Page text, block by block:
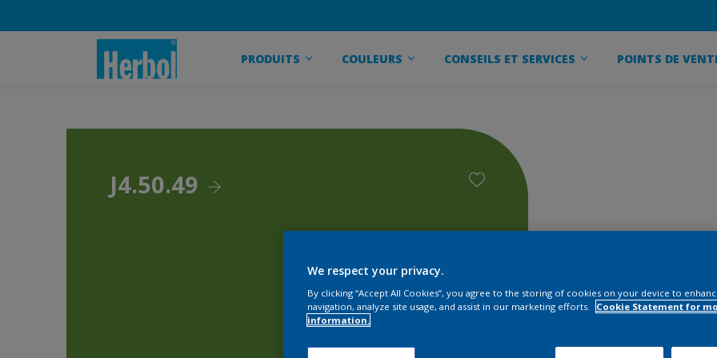
PRODUITS COULEURS CONSEILS ET SERVICES POINTS DE
J4.50.49
We respect your privacy.
By clicking “Accept All Cookies”, you agree to the storing of cookies on your device to
navigation, analyze site usage, and assist in our marketing efforts.
Cookie Statement for
information.